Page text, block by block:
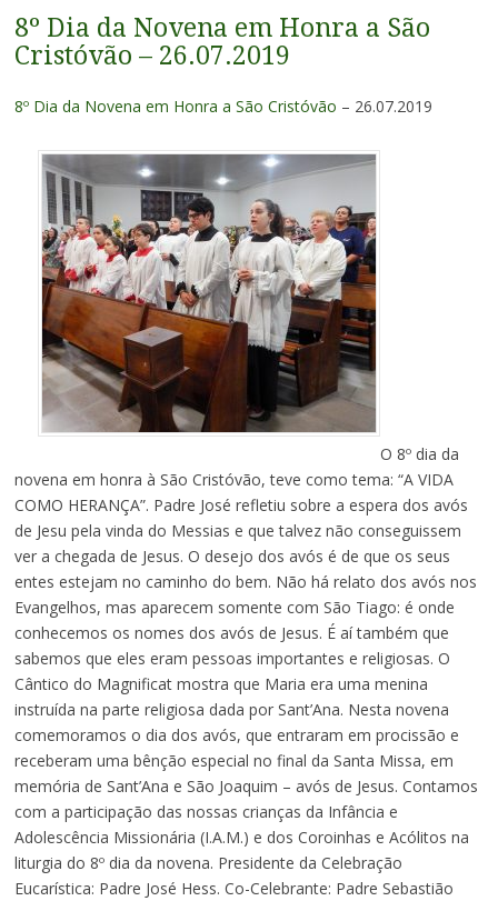
8º Dia da Novena em Honra a São
Cristóvão – 26.07.2019
8º Dia da Novena em Honra a São Cristóvão – 26.07.2019
O 8º dia da
novena em honra à São Cristóvão, teve como tema: “A VIDA
COMO HERANÇA”. Padre José refletiu sobre a espera dos avós
de Jesu pela vinda do Messias e que talvez não conseguissem
ver a chegada de Jesus. O desejo dos avós é de que os seus
entes estejam no caminho do bem. Não há relato dos avós nos
Evangelhos, mas aparecem somente com São Tiago: é onde
conhecemos os nomes dos avós de Jesus. É aí também que
sabemos que eles eram pessoas importantes e religiosas. O
Cântico do Magnificat mostra que Maria era uma menina
instruída na parte religiosa dada por Sant’Ana. Nesta novena
comemoramos o dia dos avós, que entraram em procissão e
receberam uma bênção especial no final da Santa Missa, em
memória de Sant’Ana e São Joaquim – avós de Jesus. Contamos
com a participação das nossas crianças da Infância e
Adolescência Missionária (I.A.M.) e dos Coroinhas e Acólitos na
liturgia do 8º dia da novena. Presidente da Celebração
Eucarística: Padre José Hess. Co-Celebrante: Padre Sebastião